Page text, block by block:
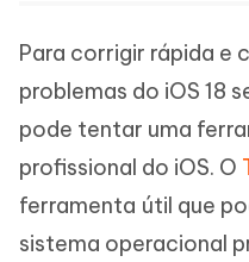
Para corrigir rápida e
problemas do iOS 18
pode tentar uma
profissional do iOS. O
ferramenta útil que
sistema operacional